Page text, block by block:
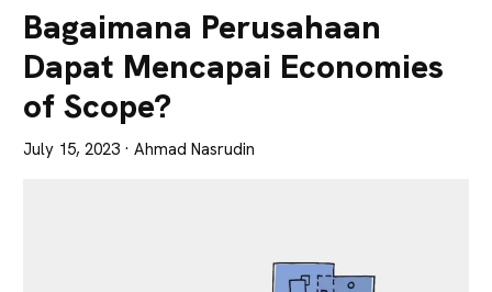
Tajam
Bagaimana Perusahaan
Dapat Mencapai Economies
of Scope?
July 15, 2023 · Ahmad Nasrudin